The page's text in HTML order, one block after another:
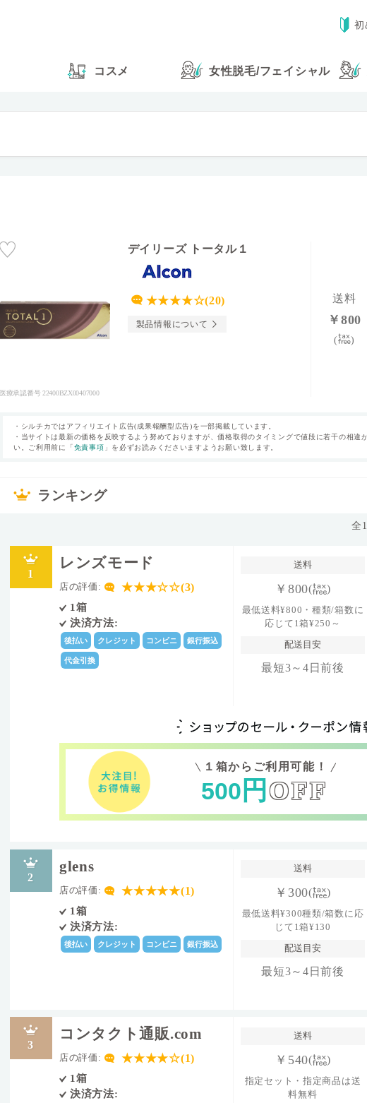
初
コスメ 女性脱毛/フェイシャル
医療承認番号 22400BZX00407000
デイリーズ トータル１
★★★★☆(20)
製品情報について
送料
￥800
( )
カテゴリ 1日使い捨て タイプ 近視 枚
ゲル
・シルチカではアフィリエイト広告(成果報酬型広告)を一部掲載しています。
・当サイトは最新の価格を反映するよう努めておりますが、価格取得のタイミングで値段に若干の相違
い。ご利用前に「免責事項 」を必ずお読みくださいますようお願い致します。
ランキング
全
1
レンズモード
店の評価: ★★★☆☆(3)
1箱
決済方法:
後払い クレジット コンビニ 銀行振込
代金引換
１箱からご利用可能！
500 円 OFF
送料
￥800( )
最低送料¥800・種類/箱数に
応じて1箱¥250～
配送目安
最短3～4日前後
2
glens
店の評価: ★★★★★(1)
1箱
決済方法:
後払い クレジット コンビニ 銀行振込
送料
￥300( )
最低送料¥300種類/箱数に応
じて1箱¥130
配送目安
最短3～4日前後
3
コンタクト通販.com
店の評価: ★★★★☆(1)
1箱
決済方法:
送料
￥540( )
指定セット・指定商品は送
料無料